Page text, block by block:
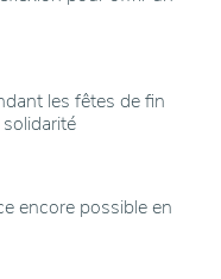
les fêtes de fin
encore possible en